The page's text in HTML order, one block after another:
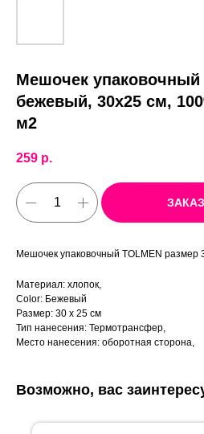
Мешочек упаковочный
бежевый, 30x25 см,
м2
259 р.
Мешочек упаковочный TOLMEN размер
Материал: хлопок,
Color: Бежевый
Размер: 30 x 25 см
Тип нанесения: Термотрансфер,
Место нанесения: оборотная сторона,
Возможно, вас